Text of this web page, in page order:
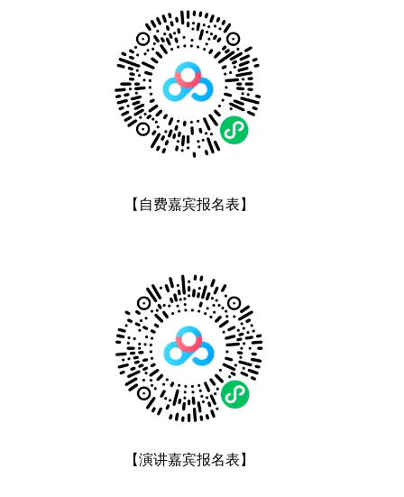
【自费嘉宾报名表】
【演讲嘉宾报名表】